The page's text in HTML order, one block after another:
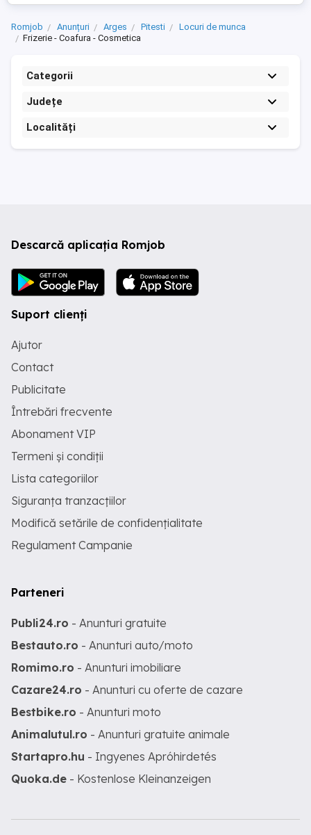
unele dintre ...
Romjob Anunțuri Arges Pitesti
Locuri de munca
Frizerie - Coafura - Cosmetica
Categorii
Județe
Localități
Descarcă aplicația Romjob
Suport clienți
Ajutor
Contact
Publicitate
Întrebări frecvente
Abonament VIP
Termeni și condiții
Lista categoriilor
Siguranța tranzacțiilor
Modifică setările de confidențialitate
Regulament Campanie
Parteneri
Publi24.ro - Anunturi gratuite
Bestauto.ro - Anunturi auto/moto
Romimo.ro - Anunturi imobiliare
Cazare24.ro - Anunturi cu oferte de cazare
Bestbike.ro - Anunturi moto
Animalutul.ro - Anunturi gratuite animale
Startapro.hu - Ingyenes Apróhirdetés
Quoka.de - Kostenlose Kleinanzeigen